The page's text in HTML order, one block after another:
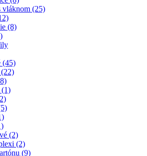
vláknom (25)
(8)
(45)
(22)
(1)
(2)
(2)
(9)